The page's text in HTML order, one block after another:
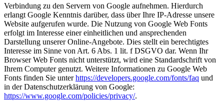
Verbindung zu den Servern von Google aufnehmen. Hierdurch
erlangt Google Kenntnis darüber, dass über Ihre IP-Adresse unsere
Website aufgerufen wurde. Die Nutzung von Google Web Fonts
erfolgt im Interesse einer einheitlichen und ansprechenden
Darstellung unserer Online-Angebote. Dies stellt ein berechtigtes
Interesse im Sinne von Art. 6 Abs. 1 lit. f DSGVO dar. Wenn Ihr
Browser Web Fonts nicht unterstützt, wird eine Standardschrift von
Ihrem Computer genutzt. Weitere Informationen zu Google Web
Fonts finden Sie unterhttps://developers.google.com/fonts/faq und
in der Datenschutzerklärung von Google:
https://www.google.com/policies/privacy/.